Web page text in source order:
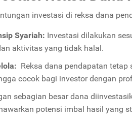
investasi di reksa dana
Syariah: Investasi dilakukan
aktivitas yang tidak halal.
Reksa dana pendapatan
cocok bagi investor dengan
sebagian besar dana
potensi imbal hasil yang